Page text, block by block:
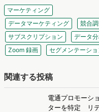
マーケティング
データマーケティング
競合
サブスクリプション
データ
Zoom 録画
セグメンテーショ
関連する投稿
電通プロモーシ
ターを特定 リ